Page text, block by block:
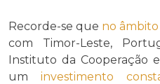
Recorde-se que no âmbito
com Timor-Leste,
Instituto da Cooperação
um investimento